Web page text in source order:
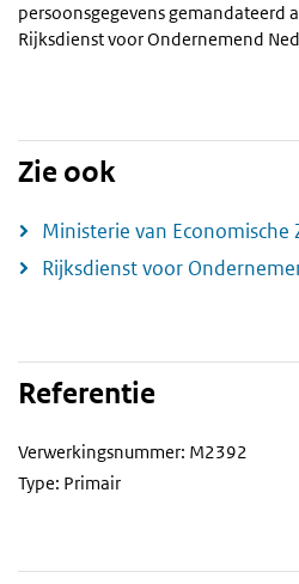
persoonsgegevens gemandateerd
Rijksdienst voor Ondernemend
Zie ook
Ministerie van Economische
Rijksdienst voor
Referentie
Verwerkingsnummer: M2392
Type: Primair